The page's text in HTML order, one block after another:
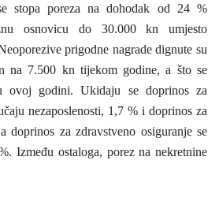
stopa poreza na dohodak od 24 %
osnovicu do 30.000 kn umjesto
prigodne nagrade dignute su
na 7.500 kn tijekom godine, a što se
godini. Ukidaju se doprinos za
nezaposlenosti, 1,7 % i doprinos za
doprinos za zdravstveno osiguranje se
Između ostaloga, porez na nekretnine